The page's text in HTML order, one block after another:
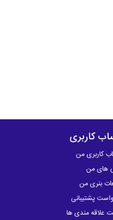
کاربری
کاربری من
های من
بنری من
پشتیبانی
علاقه مندی ها